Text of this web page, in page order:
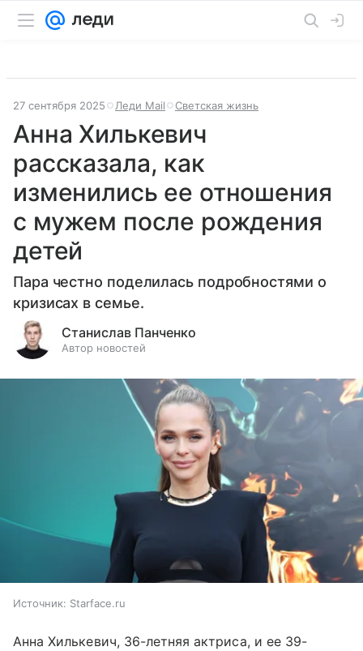
27 сентября 2025 Леди Mail Светская жизнь
Анна Хилькевич
рассказала, как
изменились ее отношения
с мужем после рождения
детей
Пара честно поделилась подробностями о
кризисах в семье.
Станислав Панченко
Автор новостей
Источник: Starface.ru
Анна Хилькевич, 36-летняя актриса, и ее 39-